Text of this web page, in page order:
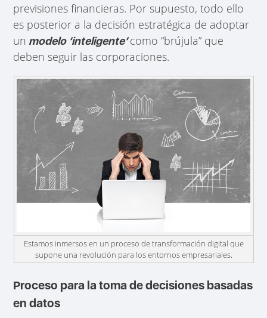
previsiones financieras. Por supuesto, todo ello
es posterior a la decisión estratégica de adoptar
un modelo ‘inteligente’como “brújula” que
deben seguir las corporaciones.
Estamos inmersos en un proceso de transformación digital que
supone una revolución para los entornos empresariales.
Proceso para la toma de decisiones basadas
en datos